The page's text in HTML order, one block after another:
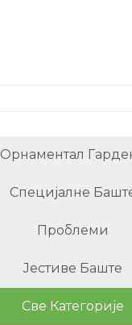
Орнаментал
Специјалне
Проблеми
Јестиве Баште
Све Категорије